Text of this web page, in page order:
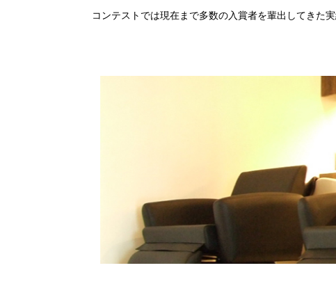
コンテストでは現在まで多数の入賞者を輩出してきた実